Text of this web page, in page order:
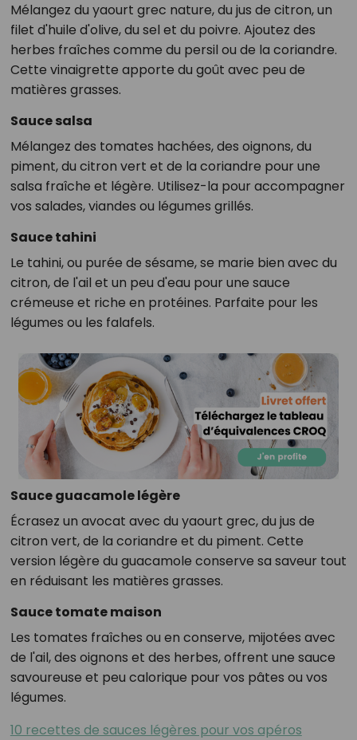
Mélangez du yaourt grec nature, du jus de citron, un
filet d'huile d'olive, du sel et du poivre. Ajoutez des
herbes fraîches comme du persil ou de la coriandre.
Cette vinaigrette apporte du goût avec peu de
matières grasses.
Sauce salsa
Mélangez des tomates hachées, des oignons, du
piment, du citron vert et de la coriandre pour une
salsa fraîche et légère. Utilisez-la pour accompagner
vos salades, viandes ou légumes grillés.
Sauce tahini
Le tahini, ou purée de sésame, se marie bien avec du
citron, de l'ail et un peu d'eau pour une sauce
crémeuse et riche en protéines. Parfaite pour les
légumes ou les falafels.
Sauce guacamole légère
Écrasez un avocat avec du yaourt grec, du jus de
citron vert, de la coriandre et du piment. Cette
version légère du guacamole conserve sa saveur tout
en réduisant les matières grasses.
Sauce tomate maison
Les tomates fraîches ou en conserve, mijotées avec
de l'ail, des oignons et des herbes, offrent une sauce
savoureuse et peu calorique pour vos pâtes ou vos
légumes.
10 recettes de sauces légères pour vos apéros